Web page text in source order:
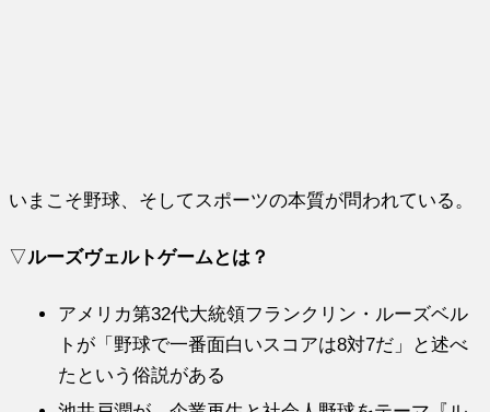
いまこそ野球、そしてスポーツの本質が問われている。
▽ルーズヴェルトゲームとは？
アメリカ第32代大統領フランクリン・ルーズベル
トが「野球で一番面白いスコアは8対7だ」と述べ
たという俗説がある